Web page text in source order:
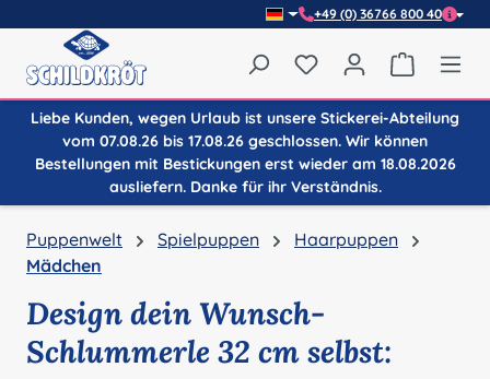
+49 (0) 36766 800 40
Du hast 0 Produkte
Liebe Kunden, wegen Urlaub ist unsere Stickerei-Abteilung
vom 07.08.26 bis 17.08.26 geschlossen. Wir können
Bestellungen mit Bestickungen erst wieder am 18.08.2026
ausliefern. Danke für ihr Verständnis.
Puppenwelt Spielpuppen
Haarpuppen
Mädchen
Design dein Wunsch-
Schlummerle 32 cm selbst: